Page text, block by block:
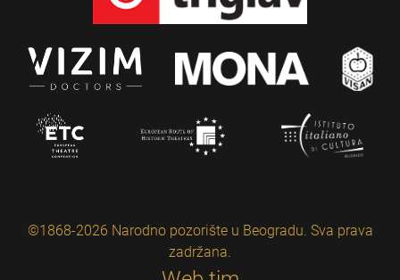
©1868-2026 Narodno pozorište u Beogradu. Sva prava
zadržana.